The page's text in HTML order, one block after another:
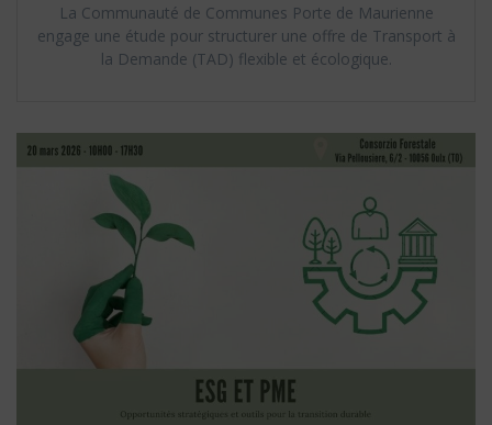
La Communauté de Communes Porte de Maurienne
engage une étude pour structurer une offre de Transport à
la Demande (TAD) flexible et écologique.